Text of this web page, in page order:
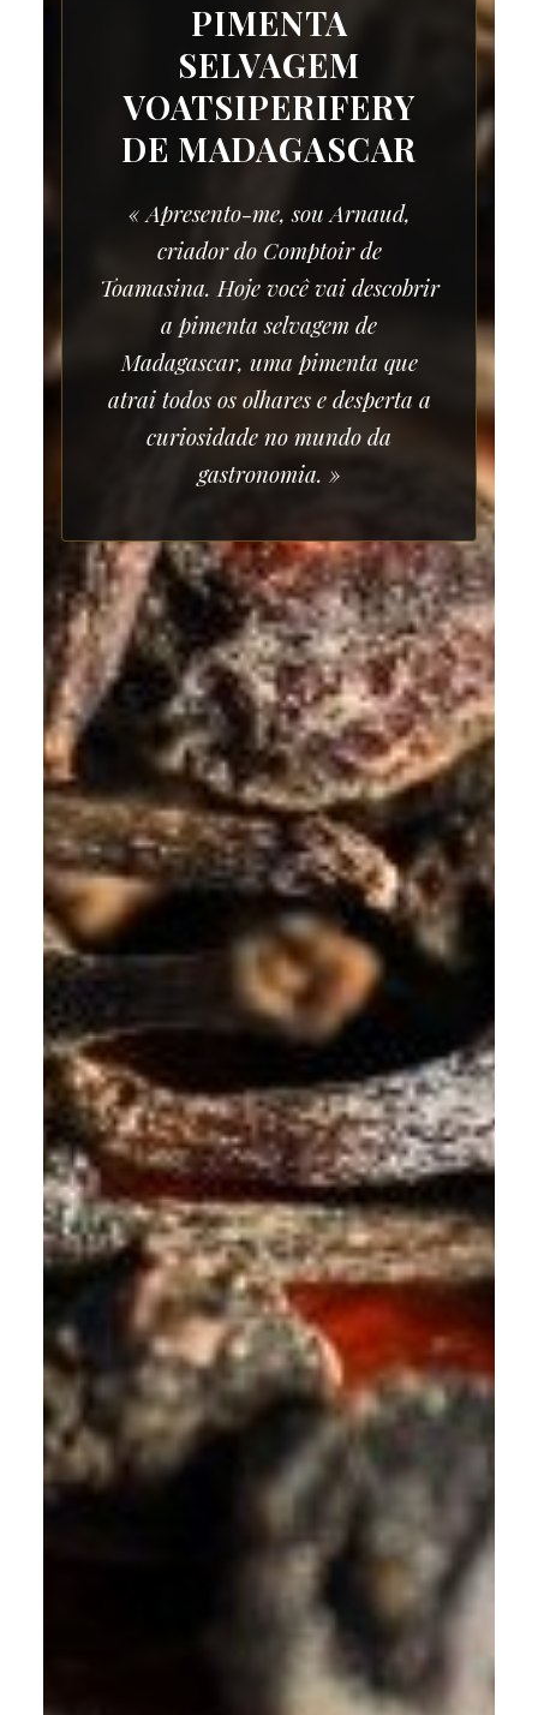
PIMENTA
SELVAGEM
VOATSIPERIFERY
DE MADAGASCAR
« Apresento-me, sou Arnaud,
criador do Comptoir de
Toamasina. Hoje você vai descobrir
a pimenta selvagem de
Madagascar, uma pimenta que
atrai todos os olhares e desperta a
curiosidade no mundo da
gastronomia. »